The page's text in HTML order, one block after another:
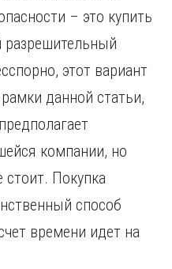
– это купить
разрешительный
этот вариант
данной статьи,
компании, но
стоит. Покупка
способ
времени идет на